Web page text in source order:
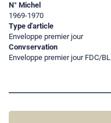
N° Michel
1969-1970
Type d'article
Enveloppe premier jour
Convservation
Enveloppe premier jour FDC/BL